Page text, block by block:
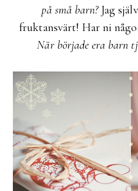
på små barn? Jag
fruktansvärt! Har ni
När började era barn